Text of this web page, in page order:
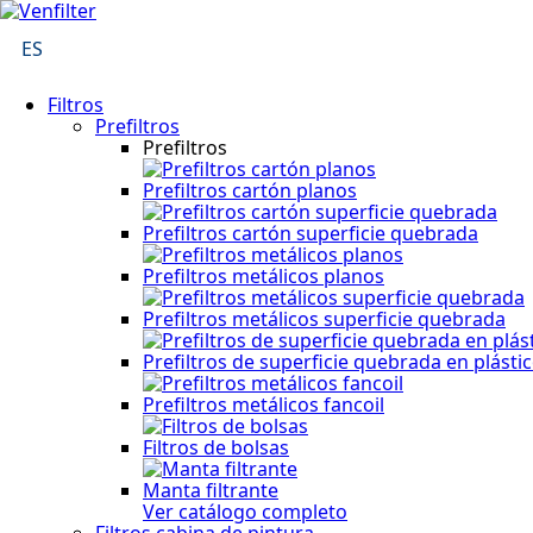
ES
Filtros
Prefiltros
Prefiltros
Prefiltros cartón planos
Prefiltros cartón superficie quebrada
Prefiltros metálicos planos
Prefiltros metálicos superficie quebrada
Prefiltros de superficie quebrada en
Prefiltros metálicos fancoil
Filtros de bolsas
Manta filtrante
Ver catálogo completo